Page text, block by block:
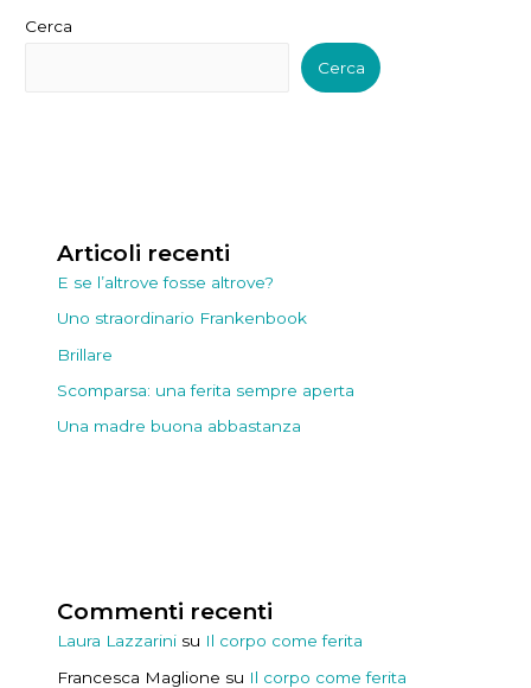
Cerca
Cerca
Articoli recenti
E se l’altrove fosse altrove?
Uno straordinario Frankenbook
Brillare
Scomparsa: una ferita sempre aperta
Una madre buona abbastanza
Commenti recenti
Laura Lazzarini su Il corpo come ferita
Francesca Maglione su Il corpo come ferita